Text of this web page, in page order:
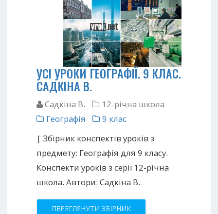
УСІ УРОКИ ГЕОГРАФІЇ. 9 КЛАС.
САДКІНА В.
Садкіна В.
12-річна школа
Географія
9 клас
| Збірник конспектів уроків з
предмету: Географія для 9 класу.
Конспекти уроків з серії 12-річна
школа. Автори: Садкіна В.
ПЕРЕГЛЯНУТИ ЗБІРНИК